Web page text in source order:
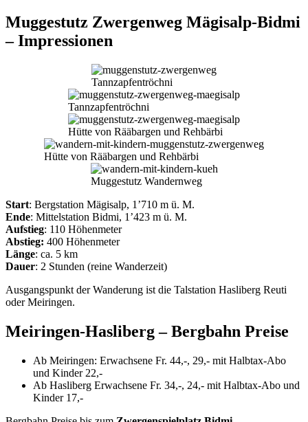
Muggestutz Zwergenweg Mägisalp-Bidmi
– Impressionen
Tannzapfentröchni
Tannzapfentröchni
Hütte von Rääbargen und Rehbärbi
Hütte von Rääbargen und Rehbärbi
Muggestutz Wandernweg
Start: Bergstation Mägisalp, 1’710 m ü. M.
Ende: Mittelstation Bidmi, 1’423 m ü. M.
Aufstieg: 110 Höhenmeter
Abstieg: 400 Höhenmeter
Länge: ca. 5 km
Dauer: 2 Stunden (reine Wanderzeit)
Ausgangspunkt der Wanderung ist die Talstation Hasliberg Reuti
oder Meiringen.
Meiringen-Hasliberg – Bergbahn Preise
Ab Meiringen: Erwachsene Fr. 44,-, 29,- mit Halbtax-Abo
und Kinder 22,-
Ab Hasliberg Erwachsene Fr. 34,-, 24,- mit Halbtax-Abo und
Kinder 17,-